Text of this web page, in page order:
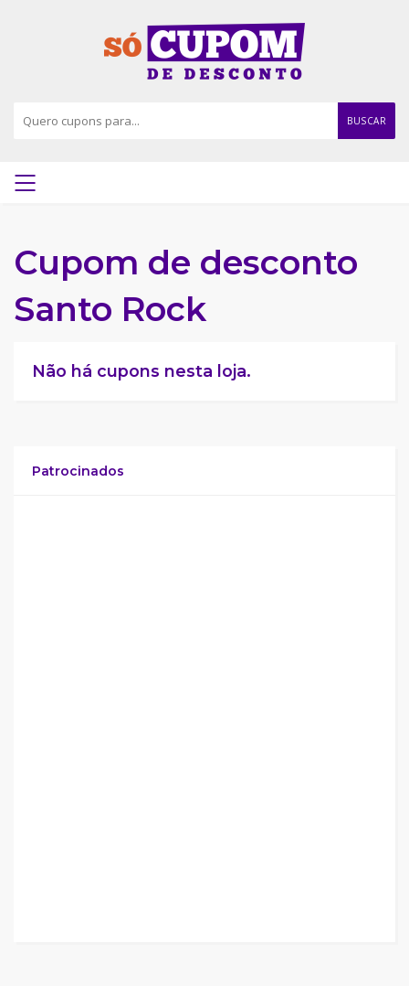
BUSCAR
Cupom de desconto
Santo Rock
Não há cupons nesta loja.
Patrocinados